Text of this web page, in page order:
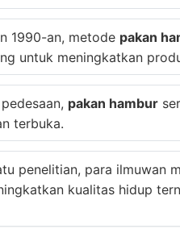
1990-an, metode pakan
untuk meningkatkan
pakan hambur
terbuka.
penelitian, para ilmuwan
kualitas hidup